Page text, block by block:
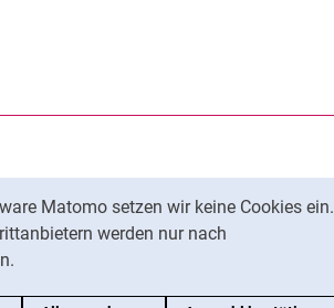
Matomo setzen wir keine Cookies ein.
werden nur nach